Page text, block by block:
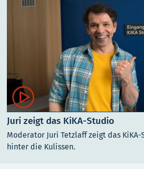

Juri zeigt das KiKA-Studio
Moderator Juri Tetzlaff zeigt das
hinter die Kulissen.